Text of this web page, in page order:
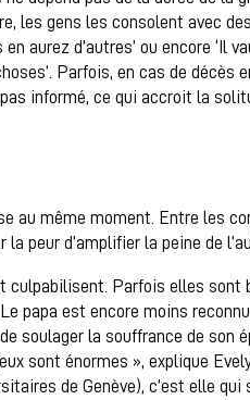
les gens les consolent avec
aurez d’autres’ ou encore ‘Il
Parfois, en cas de décès
informé, ce qui accroit la
au même moment. Entre les
peur d’amplifier la peine de
Parfois elles sont
papa est encore moins
soulager la souffrance de son
sont énormes », explique
de Genève), c’est elle